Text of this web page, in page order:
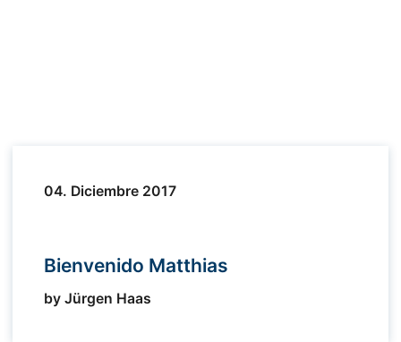
04. Diciembre 2017
Bienvenido Matthias
by Jürgen Haas